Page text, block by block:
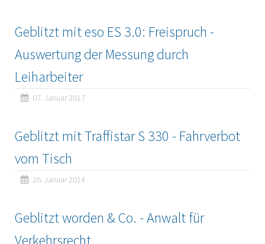
Geblitzt mit eso ES 3.0: Freispruch -
Auswertung der Messung durch
Leiharbeiter
07. Januar 2017
Geblitzt mit Traffistar S 330 - Fahrverbot
vom Tisch
26. Januar 2014
Geblitzt worden & Co. - Anwalt für
Verkehrsrecht